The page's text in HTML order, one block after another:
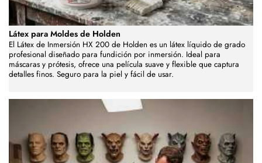
Látex para Moldes de Holden
El Látex de Inmersión HX 200 de Holden es un látex líquido de grado
profesional diseñado para fundición por inmersión. Ideal para
máscaras y prótesis, ofrece una película suave y flexible que captura
detalles finos. Seguro para la piel y fácil de usar.